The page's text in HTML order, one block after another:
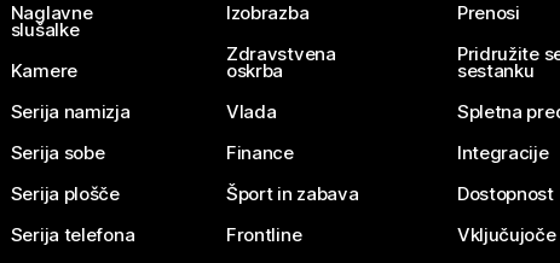
Naglavne
slušalke
Kamere
Serija namizja
Serija sobe
Serija plošče
Serija telefona
Izobrazba
Zdravstvena
oskrba
Vlada
Finance
Šport in zabava
Frontline
Prenosi
Pridružite
sestanku
Spletna
Integracije
Dostopnost
Vključujoče